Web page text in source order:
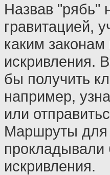
Назвав "рябь"
гравитацией,
каким
искривления.
бы получить
например,
или
Маршруты
прокладывали
искривления.